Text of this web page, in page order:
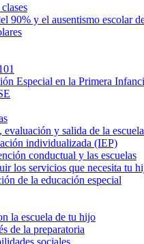
90% y el ausentismo escolar
Especial en la Primera
evaluación y salida de la
individualizada (IEP)
conductual y las escuelas
los servicios que necesita tu
de la educación especial
la escuela de tu hijo
de la preparatoria
sociales